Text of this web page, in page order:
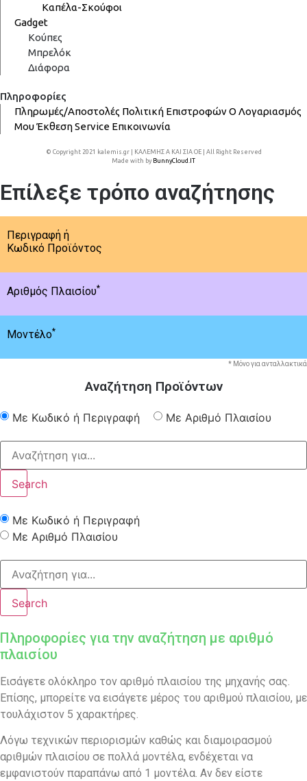
Καπέλα-Σκούφοι
Gadget
Κούπες
Μπρελόκ
Διάφορα
Πληροφορίες
Πληρωμές/Αποστολές Πολιτική ΕπιστροφώνΟ Λογαριασμός
ΜουΈκθεσηService Επικοινωνία
© Copyright 2021 kalemis.gr | ΚΑΛΕΜΗΣ Α ΚΑΙ ΣΙΑ ΟΕ | All Right Reserved
Made with by BunnyCloud.IT
Επίλεξε τρόπο αναζήτησης
Περιγραφή ή
Κωδικό Προϊόντος
Αριθμός Πλαισίου*
Μοντέλο*
* Μόνο για ανταλλακτικά
Αναζήτηση Προϊόντων
Με Κωδικό ή Περιγραφή Με Αριθμό Πλαισίου
Search
Με Κωδικό ή Περιγραφή
Με Αριθμό Πλαισίου
Search
Πληροφορίες για την αναζήτηση με αριθμό
πλαισίου
Εισάγετε ολόκληρο τον αριθμό πλαισίου της μηχανής σας.
Επίσης, μπορείτε να εισάγετε μέρος του αριθμού πλαισίου, με
τουλάχιστον 5 χαρακτήρες.
Λόγω τεχνικών περιορισμών καθώς και διαμοιρασμού
αριθμών πλαισίου σε πολλά μοντέλα, ενδέχεται να
εμφανιστούν παραπάνω από 1 μοντέλα. Αν δεν είστε